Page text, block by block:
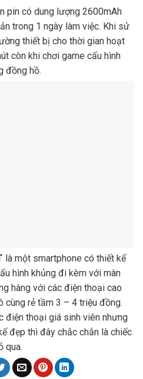
pin có dung lượng 2600mAh
trong 1 ngày làm việc. Khi sử
thiết bị cho thời gian hoạt
còn khi chơi game cấu hình
đồng hồ.
là một smartphone có thiết kế
hình khủng đi kèm với màn
hàng với các điện thoại cao
rẻ tầm 3 – 4 triệu đồng.
điện thoại giá sinh viên nhưng
đẹp thì đây chắc chắn là chiếc
qua.